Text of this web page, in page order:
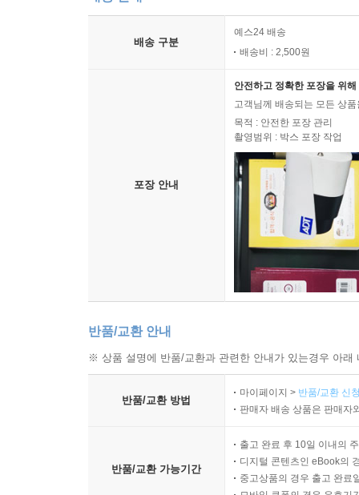
배송 구분
예스24 배송
배송비 : 2,500원
포장 안내
안전하고 정확한 포장을 위
고객님께 배송되는 모든 상
목적 : 안전한 포장 관리
촬영범위 : 박스 포장 작업
반품/교환 안내
※ 상품 설명에 반품/교환과 관련한 안내가 있는경우 아
반품/교환 방법
마이페이지 > 반품/교환 신
판매자 배송 상품은 판매자
반품/교환 가능기간
출고 완료 후 10일 이내의
디지털 콘텐츠인 eBook의
중고상품의 경우 출고 완료